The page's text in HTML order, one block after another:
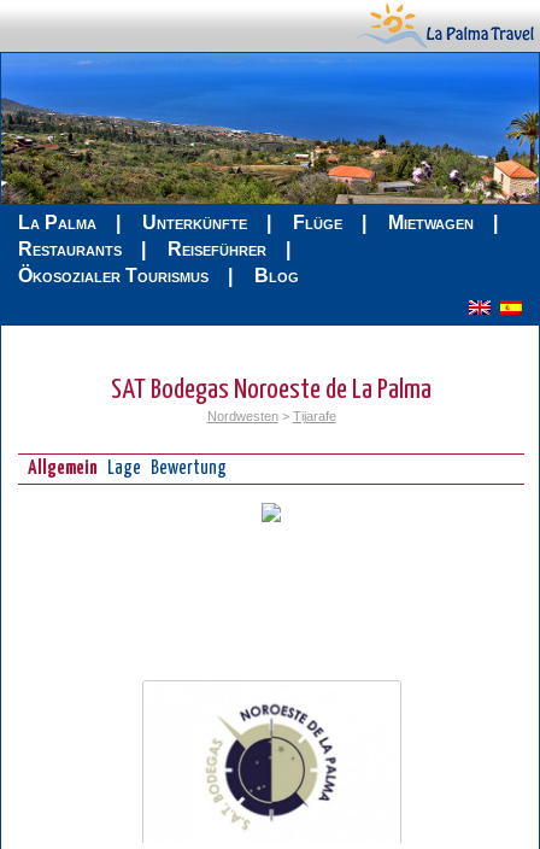
La Palma Unterkünfte Flüge
Mietwagen
Restaurants
Reiseführer
Ökosozialer Tourismus
Blog
SAT Bodegas Noroeste de La Palma
Nordwesten> Tijarafe
Allgemein Lage Bewertung